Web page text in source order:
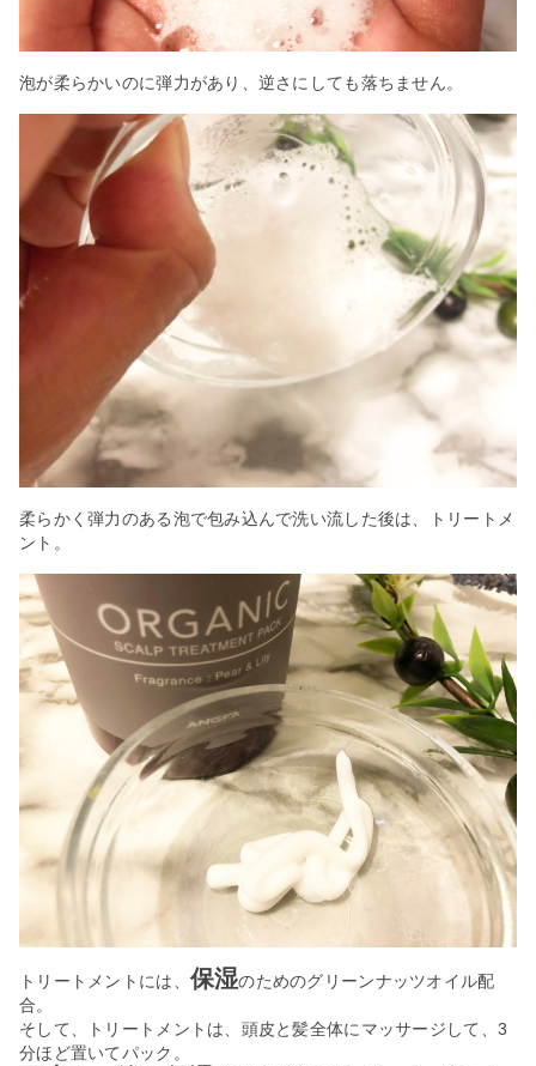
泡が柔らかいのに弾力があり、逆さにしても落ちません。
柔らかく弾力のある泡で包み込んで洗い流した後は、トリートメ
ント。
トリートメントには、 保湿のためのグリーンナッツオイル配
合。
そして、トリートメントは、頭皮と髪全体にマッサージして、3
分ほど置いてパック。